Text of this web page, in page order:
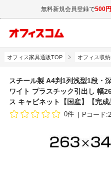
無料新規会員登録で500
オフィス家具通販TOP オフィス収
スチール製 A4判1列浅型1段・
ワイト プラスチック引出し 幅
ス キャビネット【国産】【完
0件 Pコード